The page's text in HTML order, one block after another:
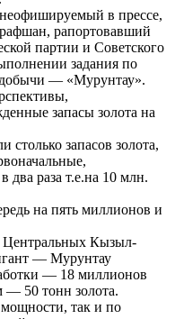
в прессе,
рапортовавший
партии и Советского
задания по
— «Мурунтау».
запасы золота на
столько запасов золота,
два раза т.е.на 10 млн.
на пять миллионов и
Центральных Кызыл-
— Мурунтау
— 18 миллионов
— 50 тонн золота.
так и по